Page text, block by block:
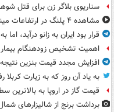
سناریوی بلاگر زن برای قتل
مشاهده ۴ پلنگ در ارتفاعات میناب
قرار بود ایران به زانو درآید،
اهمیت تشخیص زودهنگام
افزایش مجدد قیمت بنزین نتیجه
به یاد آن روز که به زیارت کربلا
قیمت گاز در اروپا به بالاترین سطح خود
برداشت برنج از شالیزارهای